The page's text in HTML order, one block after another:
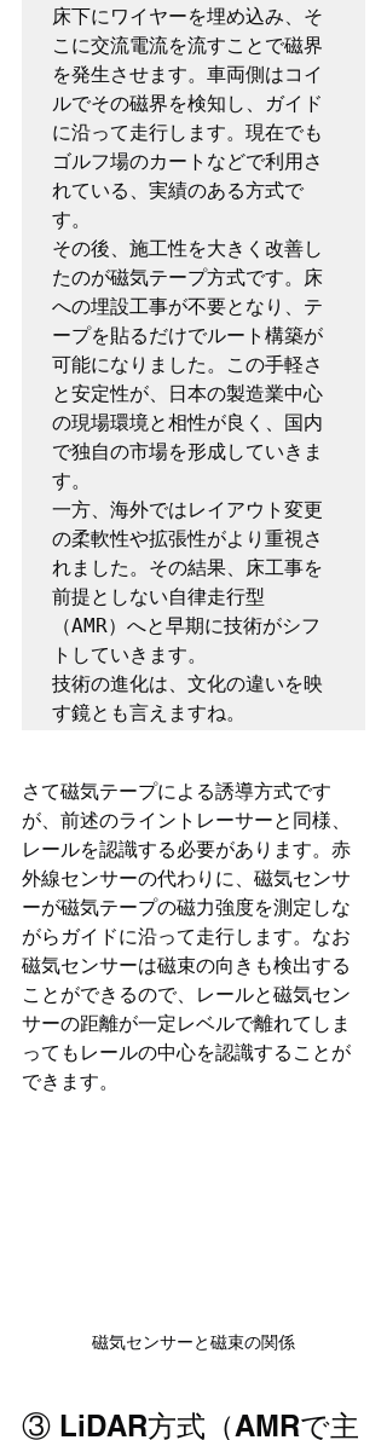
床下にワイヤーを埋め込み、そ
こに交流電流を流すことで磁界
を発生させます。車両側はコイ
ルでその磁界を検知し、ガイド
に沿って走行します。現在でも
ゴルフ場のカートなどで利用さ
れている、実績のある方式で
す。
その後、施工性を大きく改善し
たのが磁気テープ方式です。床
への埋設工事が不要となり、テ
ープを貼るだけでルート構築が
可能になりました。この手軽さ
と安定性が、日本の製造業中心
の現場環境と相性が良く、国内
で独自の市場を形成していきま
す。
一方、海外ではレイアウト変更
の柔軟性や拡張性がより重視さ
れました。その結果、床工事を
前提としない自律走行型
（AMR）へと早期に技術がシフ
トしていきます。
技術の進化は、文化の違いを映
す鏡とも言えますね。
さて磁気テープによる誘導方式です
が、前述のライントレーサーと同様、
レールを認識する必要があります。赤
外線センサーの代わりに、磁気センサ
ーが磁気テープの磁力強度を測定しな
がらガイドに沿って走行します。なお
磁気センサーは磁束の向きも検出する
ことができるので、レールと磁気セン
サーの距離が一定レベルで離れてしま
ってもレールの中心を認識することが
できます。
磁気センサーと磁束の関係
③ LiDAR方式（AMRで主